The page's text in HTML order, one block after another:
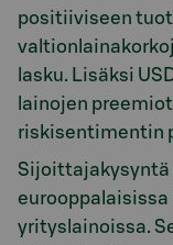
positiiviseen
lasku. Lisäksi
lainojen
riskisentimentin
Sijoittajakysyntä
yrityslainoissa.